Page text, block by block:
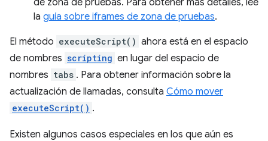
de zona de pruebas. Para obtener más detalles, lee
la guía sobre iframes de zona de pruebas.
El método executeScript() ahora está en el espacio
de nombres scripting en lugar del espacio de
nombres tabs . Para obtener información sobre la
actualización de llamadas, consulta Cómo mover
executeScript() .
Existen algunos casos especiales en los que aún es